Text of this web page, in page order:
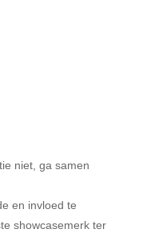
niet, ga samen
en invloed te
showcasemerk ter